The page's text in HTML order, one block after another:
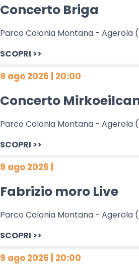
Concerto Briga
Parco Colonia Montana - Agerola
SCOPRI >>
9 ago 2026 | 20:00
Concerto
Parco Colonia Montana - Agerola
SCOPRI >>
9 ago 2026 |
Fabrizio moro Live
Parco Colonia Montana - Agerola
SCOPRI >>
9 ago 2026 | 20:00